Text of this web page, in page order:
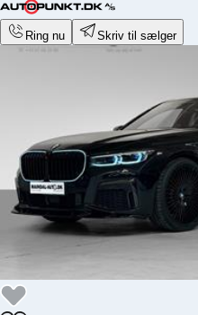
Ring nu Skriv til sælger